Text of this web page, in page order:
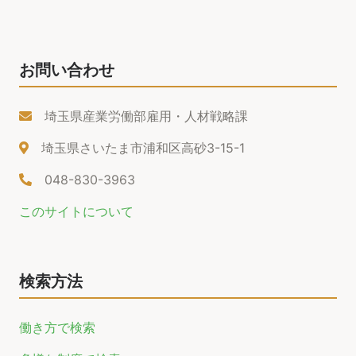
お問い合わせ
埼玉県産業労働部雇用・人材戦略課
埼玉県さいたま市浦和区高砂3-15-1
048-830-3963
このサイトについて
検索方法
働き方で検索